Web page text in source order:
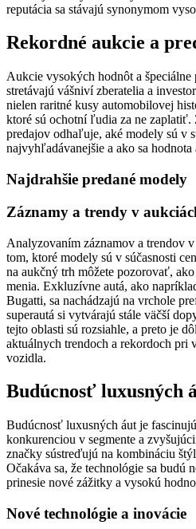
reputácia sa stávajú synonymom
Rekordné aukcie a
Aukcie vysokých hodnôt a špeciálne
stretávajú vášniví zberatelia a
nielen raritné kusy automobilovej
ktoré sú ochotní ľudia za ne zaplatiť.
predajov odhaľuje, aké modely sú v
najvyhľadávanejšie a ako sa
Najdrahšie predané modely
Záznamy a trendy v
Analyzovaním záznamov a trendov
tom, ktoré modely sú v súčasnosti
na aukčný trh môžete pozorovať,
menia. Exkluzívne autá, ako
Bugatti, sa nachádzajú na vrchole
superautá si vytvárajú stále väčší
tejto oblasti sú rozsiahle, a preto je
aktuálnych trendoch a rekordoch pri
vozidla.
Budúcnosť luxusných
Budúcnosť luxusných áut je
konkurenciou v segmente a
značky sústreďujú na kombináciu
Očakáva sa, že technológie sa budú
prinesie nové zážitky a vysokú
Nové technológie a inovácie